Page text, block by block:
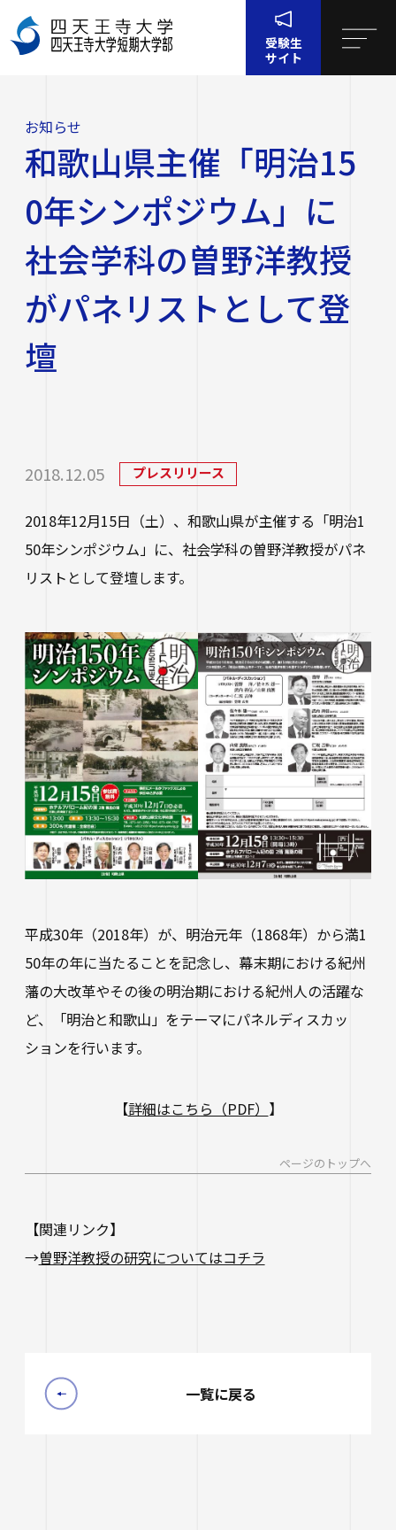
受験生
サイト
四天王寺大学について
四天王寺大学について
四天王寺大学の概要
学長挨拶
情報公開
教員紹介
四天王寺大学の取り組み
学生広報スタッフ
大学へのご寄付について
キャンパス・施設紹介
交通アクセス
キャンパスマップ・施設紹介
大学施設の貸出について
大学広報・報道関係
大学広報
報道関係／取材等のお問い合わせ
大学・大学院・短大
文学部
経営学部
看護学部
人文社会学部（2023年度以前入学生）
社会学部人間福祉学科（2026年度以前入学
生）
経営学部（2026年度以前入学生）
大学院
短期大学部
Webシラバス科目一覧
学生生活
学生生活
学費・奨学金
学費ローン
学生支援
クラス担任制
学生サポートフロア
障害学生支援
保健センター
学生相談室
性の多様性についての基本方針
ハラスメントに関する相談
スクールバス
駐車場利用
学生寮
就職・キャリア支援
就職・キャリア支援
教職教育推進センター
講座案内・行事予定
あべのハルカスサテライトキャンパス
キャリア教育
免許・資格
卒業生紹介
進路状況
卒業生及び就職先アンケートについて
人事採用ご担当の方へ
研究・社会連携
学び
図書館
仏教文化研究所
研究
公正な研究活動の推進
外部研究費（科研費等）
学内研究費
研究倫理審査
地域連携・研究推進センター
自治体・企業・団体との連携協定一覧
看護実践開発研究センター ～実施プログラム
オープンカレッジ
国際交流
グローバル教育センター（ランゲージプラザi
-Talk）
海外渡航プログラム
キャンパスで国際交流
留学希望者向け情報
奨学金
海外派遣の安全対策
関連サイト
学校法人四天王寺学園
四天王寺高等学校／中学校
四天王寺東高等学校／中学校
四天王寺小学校
四天王寺大学後援会
四天王寺大学同窓会
ハルカス大学
受験生の方
在学生の方
卒業生の方
企業・一般の方
ご寄付をお考えの方へ
教職員サイト
学生ポータルサイト
各種証明書の申請
LINE Instagram YouTube X Facebook
お知らせ
和歌山県主催「明治15
0年シンポジウム」に
社会学科の曽野洋教授
がパネリストとして登
壇
2018.12.05 プレスリリース
2018年12月15日（土）、和歌山県が主催する「明治1
50年シンポジウム」に、社会学科の曽野洋教授がパネ
リストとして登壇します。
平成30年（2018年）が、明治元年（1868年）から満1
50年の年に当たることを記念し、幕末期における紀州
藩の大改革やその後の明治期における紀州人の活躍な
ど、「明治と和歌山」をテーマにパネルディスカッ
ションを行います。
【詳細はこちら（PDF） 】
ページのトップへ
【関連リンク】
→曽野洋教授の研究についてはコチラ
一覧に戻る